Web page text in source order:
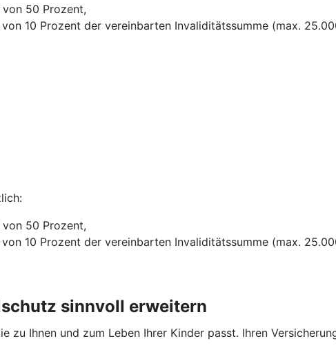
50 Prozent,
10 Prozent der vereinbarten Invaliditätssumme (max.
50 Prozent,
10 Prozent der vereinbarten Invaliditätssumme (max.
sinnvoll erweitern
Ihnen und zum Leben Ihrer Kinder passt. Ihren